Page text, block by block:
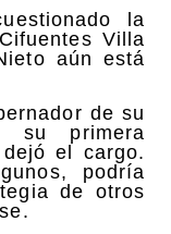
la
Villa
aún está
de su
su primera
el cargo.
podría
de otros